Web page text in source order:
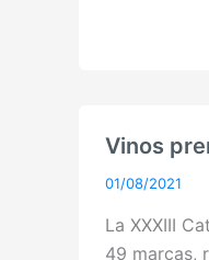
Vinos
01/08/2021
La XXXIII
49 marcas,